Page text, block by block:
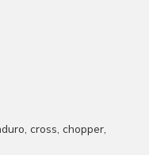
cross, chopper,